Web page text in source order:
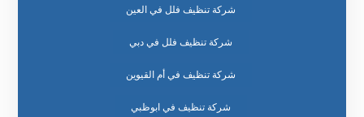
شركة تنظيف فلل في العين
شركة تنظيف فلل في دبي
شركة تنظيف في أم القيوين
شركة تنظيف في ابوظبي